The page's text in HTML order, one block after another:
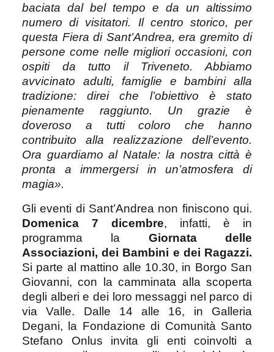
baciata dal bel tempo e da un altissimo
numero di visitatori. Il centro storico, per
questa Fiera di Sant’Andrea, era gremito di
persone come nelle migliori occasioni, con
ospiti da tutto il Triveneto. Abbiamo
avvicinato adulti, famiglie e bambini alla
tradizione: direi che l’obiettivo è stato
pienamente raggiunto. Un grazie è
doveroso a tutti coloro che hanno
contribuito alla realizzazione dell’evento.
Ora guardiamo al Natale: la nostra città è
pronta a immergersi in un’atmosfera di
magia».
Gli eventi di Sant’Andrea non finiscono qui.
Domenica 7 dicembre, infatti, è in
programma la Giornata delle
Associazioni, dei Bambini e dei Ragazzi.
Si parte al mattino alle 10.30, in Borgo San
Giovanni, con la camminata alla scoperta
degli alberi e dei loro messaggi nel parco di
via Valle. Dalle 14 alle 16, in Galleria
Degani, la Fondazione di Comunità Santo
Stefano Onlus invita gli enti coinvolti a